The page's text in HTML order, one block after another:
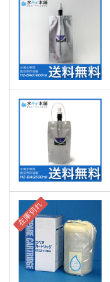
在庫切れ